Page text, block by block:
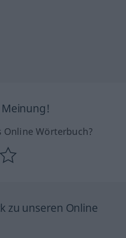
Meinung!
Wörterbuch?
zu unseren Online